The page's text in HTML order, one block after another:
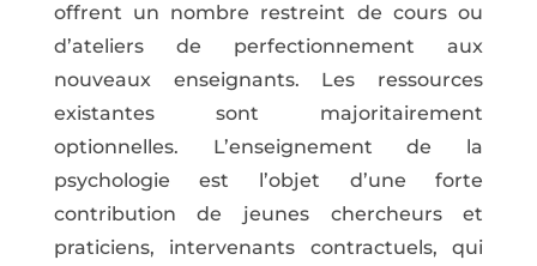
offrent un nombre restreint de cours ou
d’ateliers de perfectionnement aux
nouveaux enseignants. Les ressources
existantes sont majoritairement
optionnelles. L’enseignement de la
psychologie est l’objet d’une forte
contribution de jeunes chercheurs et
praticiens, intervenants contractuels, qui